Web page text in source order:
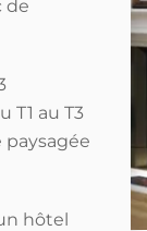
de
T1 au T3
hôtel